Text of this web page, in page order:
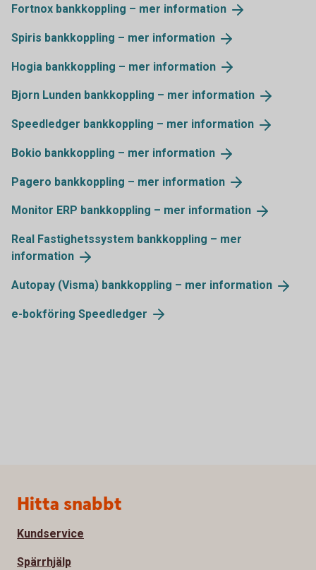
Fortnox bankkoppling – mer information
Spiris bankkoppling – mer information
Hogia bankkoppling – mer information
Bjorn Lunden bankkoppling – mer information
Speedledger bankkoppling – mer information
Bokio bankkoppling – mer information
Pagero bankkoppling – mer information
Monitor ERP bankkoppling – mer information
Real Fastighetssystem bankkoppling – mer
information
Autopay (Visma) bankkoppling – mer information
e-bokföring Speedledger
Sidfot
Hitta snabbt
Kundservice
Spärrhjälp